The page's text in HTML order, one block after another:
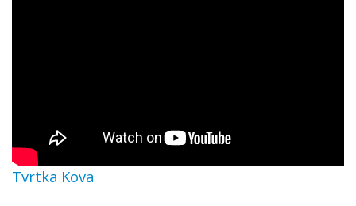
Tvrtka Kova